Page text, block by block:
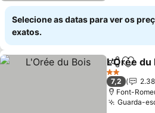
Selecione as datas para ver os
exatos.
Partilhar
L'Orée du
2 Estrelas
7,2
Font-
Guarda-